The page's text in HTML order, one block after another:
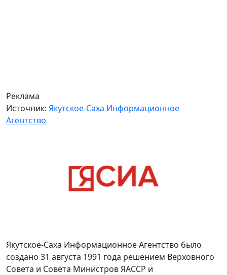
Реклама
Источник: Якутское-Саха Информационное
Агентство
Якутское-Саха Информационное Агентство было
создано 31 августа 1991 года решением Верховного
Совета и Совета Министров ЯАССР и